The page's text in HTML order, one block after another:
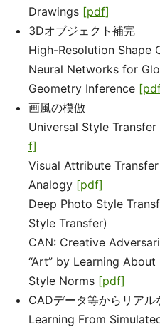
Drawings [pdf]
3Dオブジェクト補完
High-Resolution Shape
Neural Networks for
Geometry Inference
画風の模倣
Universal Style
f]
Visual Attribute
Analogy [pdf]
Deep Photo Style
Style Transfer)
CAN: Creative
“Art” by Learning
Style Norms [pdf]
CADデータ等からリアル
Learning From